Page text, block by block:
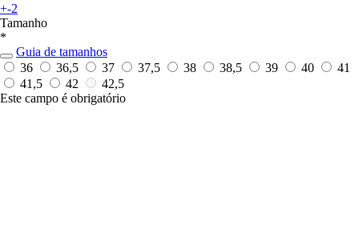
+-2
Tamanho
*
Guia de tamanhos
36
36,5 37 37,5 38 38,5 39 40
41
41,5
42
42,5
Este campo é obrigatório